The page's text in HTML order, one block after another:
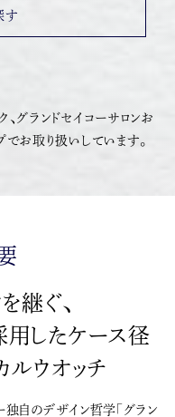
す
、グランドセイコーサロンお
でお取り扱いしています。
継ぐ、
用したケース径
ルウオッチ
独自のデザイン哲学「グラン